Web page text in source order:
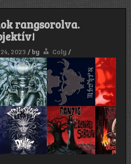
rangsorolva.
2023 /by Coly /